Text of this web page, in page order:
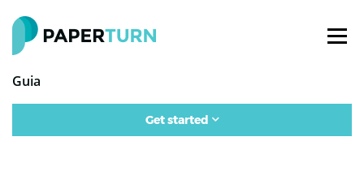
Guia
Get started